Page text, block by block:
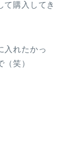
て購入してき
入れたかっ
笑）